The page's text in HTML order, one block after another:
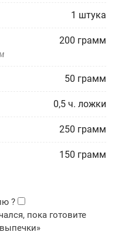
1 штука
200 грамм
50 грамм
0,5 ч. ложки
250 грамм
150 грамм